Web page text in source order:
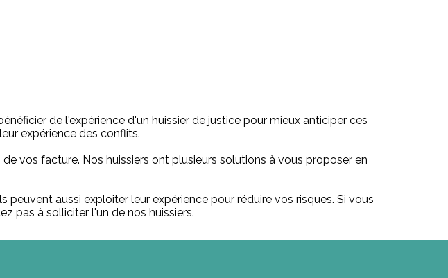
de l'expérience d'un huissier de justice pour mieux anticiper ces
expérience des conflits.
vos facture. Nos huissiers ont plusieurs solutions à vous proposer en
aussi exploiter leur expérience pour réduire vos risques. Si vous
pas à solliciter l'un de nos huissiers.